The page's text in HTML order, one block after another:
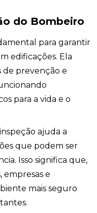
do Bombeiro
para garantir
edificações. Ela
de prevenção e
para a vida e o
ajuda a
que podem ser
Isso significa que,
empresas e
mais seguro